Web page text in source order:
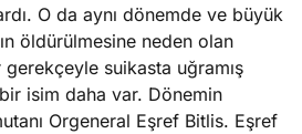
O da aynı dönemde ve büyük
öldürülmesine neden olan
suikasta uğramış
isim daha var. Dönemin
Orgeneral Eşref Bitlis. Eşref